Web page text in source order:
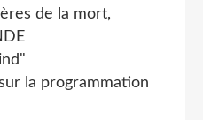
de la mort,
la programmation